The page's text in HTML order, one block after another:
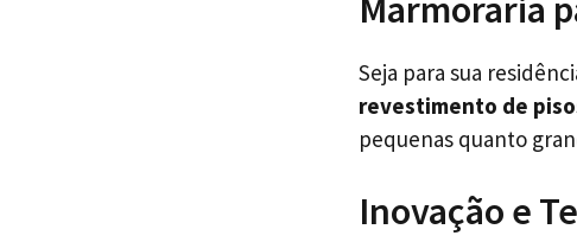
Seja para sua
revestimento de
pequenas quanto
Inovação e